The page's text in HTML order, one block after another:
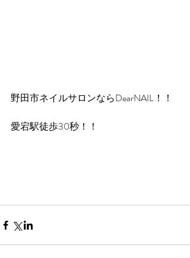
野田市ネイルサロンならDearNAIL！！
愛宕駅徒歩30秒！！